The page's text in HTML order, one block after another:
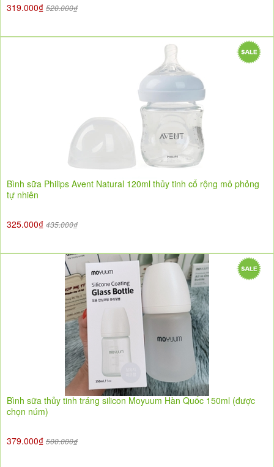
319.000₫ 520.000₫
Bình sữa Philips Avent Natural 120ml thủy tinh cổ rộng mô phỏng
tự nhiên
325.000₫ 435.000₫
Bình sữa thủy tinh tráng silicon Moyuum Hàn Quốc 150ml (được
chọn núm)
379.000₫ 500.000₫